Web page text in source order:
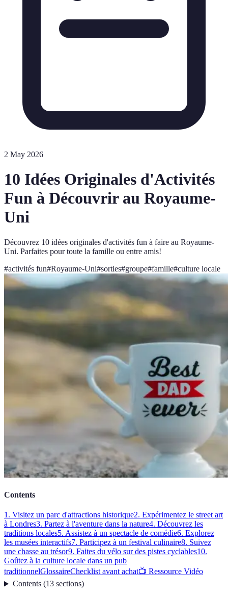
2 May 2026
10 Idées Originales d'Activités
Fun à Découvrir au Royaume-
Uni
Découvrez 10 idées originales d'activités fun à faire au Royaume-
Uni. Parfaites pour toute la famille ou entre amis!
#activités fun#Royaume-Uni#sorties#groupe#famille#culture locale
Contents
1. Visitez un parc d'attractions historique2. Expérimentez le street art
à Londres3. Partez à l'aventure dans la nature4. Découvrez les
traditions locales5. Assistez à un spectacle de comédie6. Explorez
les musées interactifs7. Participez à un festival culinaire8. Suivez
une chasse au trésor9. Faites du vélo sur des pistes cyclables10.
Goûtez à la culture locale dans un pub
traditionnelGlossaireChecklist avant achat📺 Ressource Vidéo
Contents(13 sections)